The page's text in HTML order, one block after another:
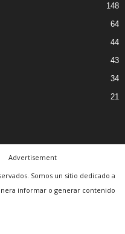
148
64
44
43
34
21
Advertisement
Somos un sitio dedicado a
informar o generar contenido